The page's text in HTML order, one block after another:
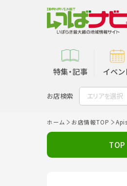
特集・記事 イベン
お店検索 エリアを選択
ホーム お店情報TOP
TOP